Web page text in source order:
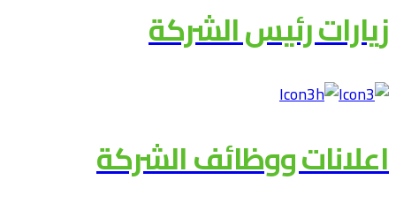
زيارات رئيس الشركة
اعلانات ووظائف الشركة